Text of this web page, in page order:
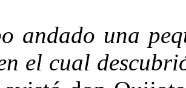
andado una
el cual